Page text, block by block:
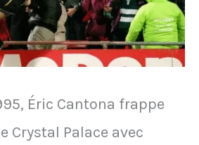
Éric Cantona frappe
Crystal Palace avec